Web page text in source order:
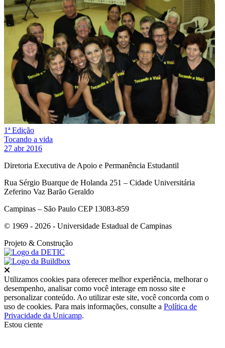
1ª Edição
Tocando a vida
27 abr 2016
Diretoria Executiva de Apoio e Permanência Estudantil
Rua Sérgio Buarque de Holanda 251 – Cidade Universitária
Zeferino Vaz Barão Geraldo
Campinas – São Paulo CEP 13083-859
© 1969 - 2026 - Universidade Estadual de Campinas
Projeto & Construção
Utilizamos cookies para oferecer melhor experiência, melhorar o
desempenho, analisar como você interage em nosso site e
personalizar conteúdo. Ao utilizar este site, você concorda com o
uso de cookies. Para mais informações, consulte a Política de
Privacidade da Unicamp.
Estou ciente